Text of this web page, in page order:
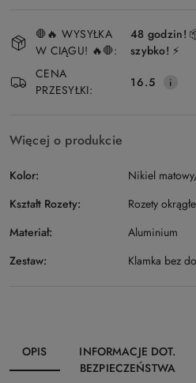
Wyślij
i
dostawa
🛑🔥 WYSYŁKA
W CIĄGU! 🔥🛑:
48 godzin!
szybko! ⚡
CENA
PRZESYŁKI:
16.5
Więcej o produkcie
Kolor:
Nikiel
Kształt Rozety:
Rozety okrągłe
Materiał:
Aluminium
Zestaw:
Klamka bez
OPIS
INFORMACJE DOT.
BEZPIECZEŃSTWA